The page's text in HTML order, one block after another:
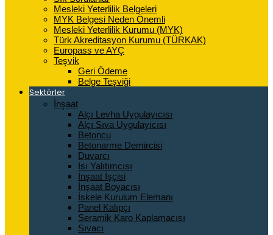
Mesleki Yeterlilik Belgeleri
MYK Belgesi Neden Önemli
Mesleki Yeterlilik Kurumu (MYK)
Türk Akreditasyon Kurumu (TÜRKAK)
Europass ve AYÇ
Teşvik
Geri Ödeme
Belge Teşviği
Sektörler
İnşaat
Alçı Levha Uygulayıcısı
Alçı Sıva Uygulayıcısı
Betoncu
Betonarme Demircisi
Duvarcı
Isı Yalıtımcısı
İnşaat İşçisi
İnşaat Boyacısı
İskele Kurulum Elemanı
Panel Kalıpçı
Seramik Karo Kaplamacısı
Sıvacı